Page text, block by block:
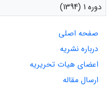
دوره 1 (1394)
صفحه اصلی
درباره نشریه
اعضای هیات تحریریه
ارسال مقاله